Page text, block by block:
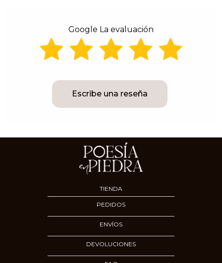
Google La evaluación
Escribe una reseña
TIENDA
PEDIDOS
ENVÍOS
DEVOLUCIONES